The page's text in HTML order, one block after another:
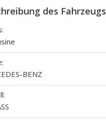
des Fahrzeugs
BENZ